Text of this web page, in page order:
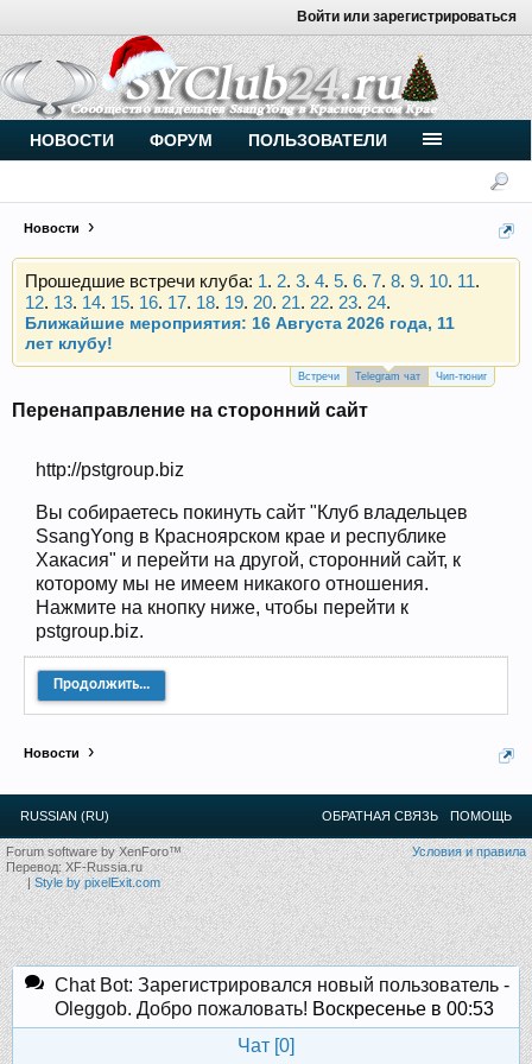
Войти или зарегистрироваться
Новости
Внимание, новые участники нашего клуба!
Основное общение происходит вTelegram-чате.
Присоединяйтесь.
Чип-тюнинг (прошивка) дизелей от
Vahmurka
12.13.14.15.16.17.18.19.20.21.22.23.24.
Ближайшие мероприятия: 16 Августа 2026 года, 11
лет клубу!
Внимание, новые участники нашего клуба!
Основное общение происходит вTelegram-чате.
Чип-тюнинг (прошивка) дизелей от
Прошедшие встречи клуба:1.2 .3.4 .5 .6.7.8.9.10
12.13.14.15.16.17.18 .19.20.21 22.23.24.
Ближайшие мероприятия: 16 Августа 2026 года, 11
лет клубу!
Встречи Telegram чат Чип-тюниг
Перенаправление на сторонний сайт
http://pstgroup.biz
Вы собираетесь покинуть сайт "Клуб владельцев
SsangYong в Красноярском крае и республике
Хакасия" и перейти на другой, сторонний сайт, к
которому мы не имеем никакого отношения.
Нажмите на кнопку ниже, чтобы перейти к
pstgroup.biz.
Продолжить...
Новости
НОВОСТИ ФОРУМ ПОЛЬЗОВАТЕЛИ
RUSSIAN (RU) ОБРАТНАЯ СВЯЗЬ ПОМОЩЬ
Условия и правила
Forum software by XenForo™
Перевод:XF-Russia.ru
|Style by pixelExit.com
Chat Bot: Зарегистрировался новый пользователь -
Oleggob. Добро пожаловать! Воскресенье в 00:53
Чат [0]